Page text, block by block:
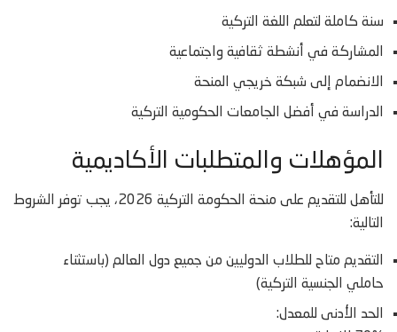
سنة كاملة لتعلم اللغة التركية
المشاركة في أنشطة ثقافية واجتماعية
الانضمام إلى شبكة خريجي المنحة
الدراسة في أفضل الجامعات الحكومية التركية
المؤهلات والمتطلبات الأكاديمية
للتأهل للتقديم على منحة الحكومة التركية 2026، يجب توفر الشروط
التالية:
التقديم متاح للطلاب الدوليين من جميع دول العالم (باستثناء
حاملي الجنسية التركية)
الحد الأدنى للمعدل: